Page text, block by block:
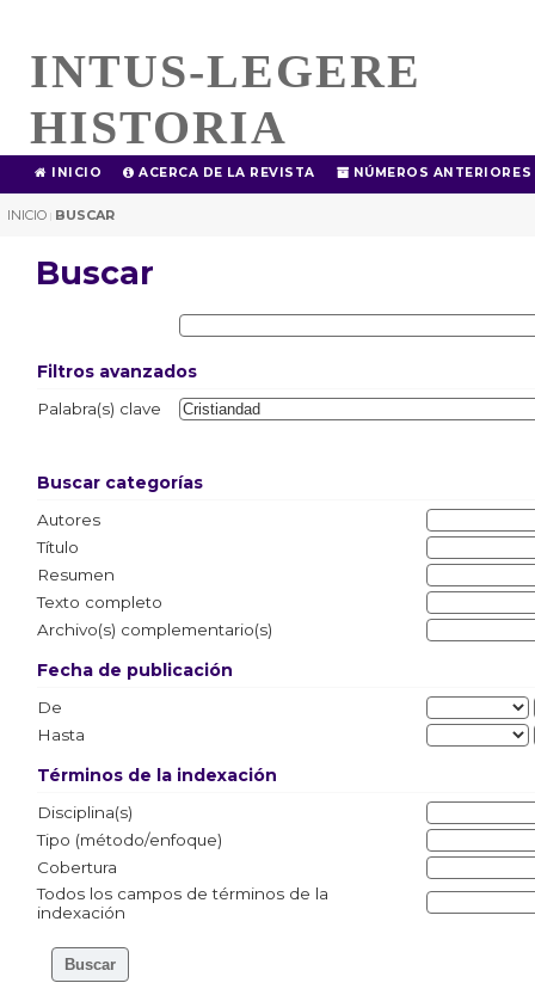
INTUS-LEGERE
HISTORIA
INICIO ACERCA DE LA REVISTA NÚMEROS ANTERIORES
INICIO | BUSCAR
Buscar
Filtros avanzados
Palabra(s) clave
Buscar categorías
Autores
Título
Resumen
Texto completo
Archivo(s) complementario(s)
Fecha de publicación
De
Hasta
Términos de la indexación
Disciplina(s)
Tipo (método/enfoque)
Cobertura
Todos los campos de términos de la
indexación